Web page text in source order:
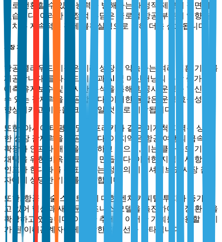
으로 전환할 수 있는 능력을 방해하는 재정적 제약에 직면해
있습니다. 이러한 재정적 부담은 글로벌 항공 부문에 영향을
미치는 지속적인 경제 불확실성으로 인해 더욱 심화됩니다.
시장 기회
항공 클라우드 시장은 미래 성장을 약속하는 여러 신흥 기회를
제공합니다. 클라우드 기술과 AI 및 머신러닝의 통합 증가는
예측 유지보수 및 실시간 분석을 통해 항공사 운영을 혁신할
수 있는 잠재력을 제공합니다. 이러한 융합은 운영 효율성을
향상시키고 비용을 크게 줄일 것으로 예상됩니다.
또한, 아시아 태평양 및 아프리카와 같은 미개척 지역은 상당
한 성장 잠재력을 제공합니다. 이 지역은 항공 여행의 급속한
확장과 인프라 개발을 목격하고 있으며, 이는 클라우드 기술
채택을 위한 비옥한 토대를 만듭니다. 이러한 지역에서 항공
인프라 현대화를 목표로 하는 정부의 이니셔티브도 시장 참여
자에게 상당한 기회를 제공합니다.
또한, 항공 기술 스타트업에 대한 벤처 캐피탈 투자가 증가하
고 있어 혁신과 새로운 비즈니스 모델을 촉진하여 시장 환경을
확장하고 있습니다. 이러한 추세는 이러한 기회를 활용할 준비
가 된 이해관계자에게 유망한 지평선을 나타냅니다.